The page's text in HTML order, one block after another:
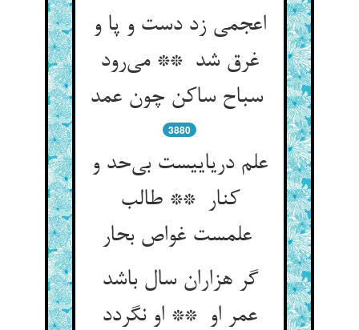
اعجمی زد دست و پا و
غرق شد ** می‌رود
سباح ساکن چون عمد
3880
علم دریاییست بی‌حد و
کنار ** طالب
علمست غواص بحار
گر هزاران سال باشد
عمر او ** او نگردد